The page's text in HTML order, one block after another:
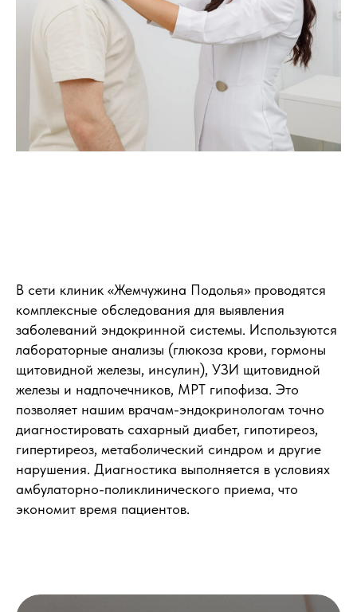
В сети клиник «Жемчужина Подолья» проводятся
комплексные обследования для выявления
заболеваний эндокринной системы. Используются
лабораторные анализы (глюкоза крови, гормоны
щитовидной железы, инсулин), УЗИ щитовидной
железы и надпочечников, МРТ гипофиза. Это
позволяет нашим врачам-эндокринологам точно
диагностировать сахарный диабет, гипотиреоз,
гипертиреоз, метаболический синдром и другие
нарушения. Диагностика выполняется в условиях
амбулаторно-поликлинического приема, что
экономит время пациентов.